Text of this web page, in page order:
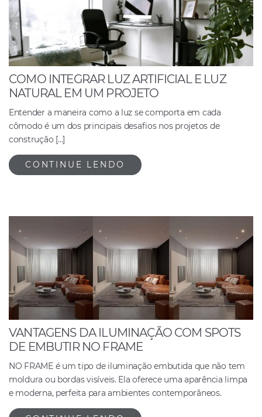
COMO INTEGRAR LUZ ARTIFICIAL E LUZ
NATURAL EM UM PROJETO
Entender a maneira como a luz se comporta em cada
cômodo é um dos principais desafios nos projetos de
construção […]
CONTINUE LENDO
VANTAGENS DA ILUMINAÇÃO COM SPOTS
DE EMBUTIR NO FRAME
NO FRAME é um tipo de iluminação embutida que não tem
moldura ou bordas visíveis. Ela oferece uma aparência limpa
e moderna, perfeita para ambientes contemporâneos.